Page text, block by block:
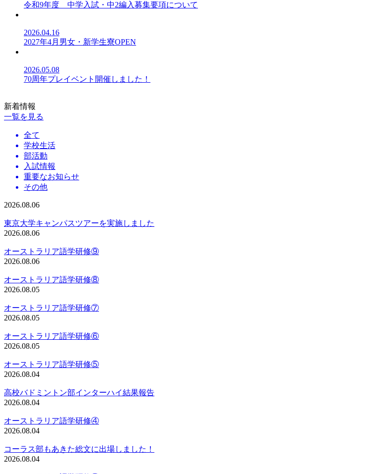
令和9年度 中学入試・中2編入募集要項について
2026.04.16
2027年4月男女・新学生寮OPEN
2026.05.08
70周年プレイベント開催しました！
新着情報
一覧を見る
全て
学校生活
部活動
入試情報
重要なお知らせ
その他
2026.08.06
東京大学キャンパスツアーを実施しました
2026.08.06
オーストラリア語学研修⑨
2026.08.06
オーストラリア語学研修⑧
2026.08.05
オーストラリア語学研修⑦
2026.08.05
オーストラリア語学研修⑥
2026.08.05
オーストラリア語学研修⑤
2026.08.04
高校バドミントン部インターハイ結果報告
2026.08.04
オーストラリア語学研修④
2026.08.04
コーラス部もあきた総文に出場しました！
2026.08.04